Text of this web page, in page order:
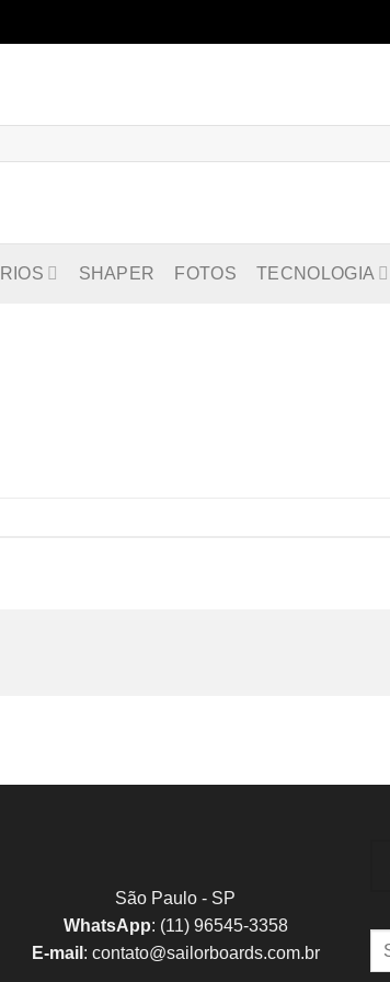
SHAPER FOTOS TECNOLOGIA
São Paulo - SP
WhatsApp: (11) 96545-3358
E-mail : contato@sailorboards.com.br